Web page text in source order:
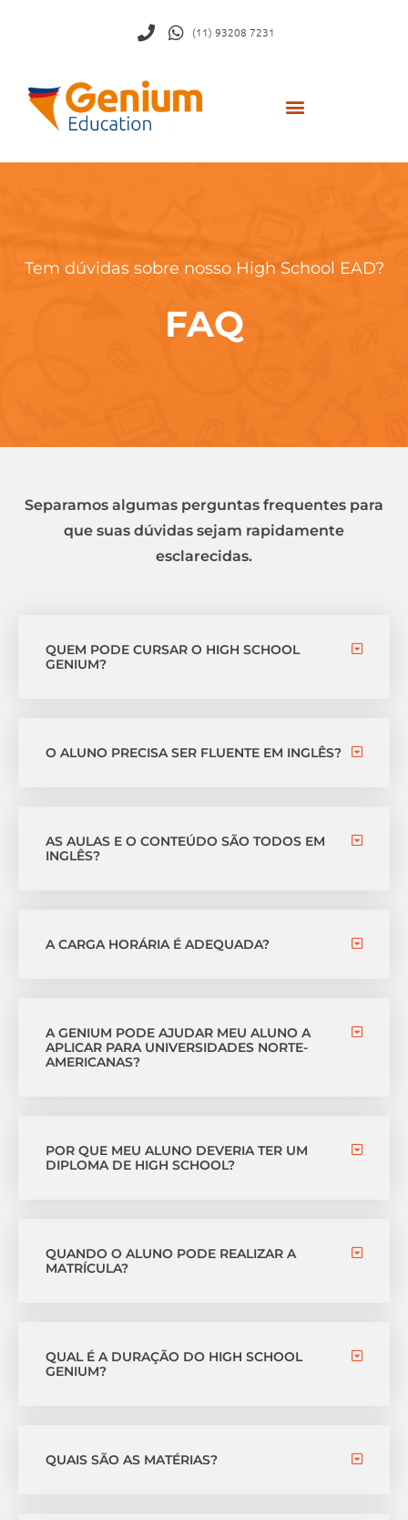
(11) 93208 7231
Tem dúvidas sobre nosso High School EAD?
FAQ
Separamos algumas perguntas frequentes para
que suas dúvidas sejam rapidamente
esclarecidas.
QUEM PODE CURSAR O HIGH SCHOOL
GENIUM?
O ALUNO PRECISA SER FLUENTE EM INGLÊS?
AS AULAS E O CONTEÚDO SÃO TODOS EM
INGLÊS?
A CARGA HORÁRIA É ADEQUADA?
A GENIUM PODE AJUDAR MEU ALUNO A
APLICAR PARA UNIVERSIDADES NORTE-
AMERICANAS?
POR QUE MEU ALUNO DEVERIA TER UM
DIPLOMA DE HIGH SCHOOL?
QUANDO O ALUNO PODE REALIZAR A
MATRÍCULA?
QUAL É A DURAÇÃO DO HIGH SCHOOL
GENIUM?
QUAIS SÃO AS MATÉRIAS?